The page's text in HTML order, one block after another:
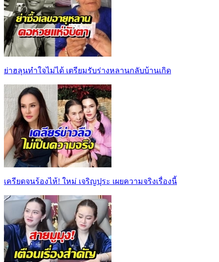
ย่าฮลุนทำใจไม่ได้ เตรียมรับร่างหลานกลับบ้านเกิด
เครียดจนร้องไห้! ใหม่ เจริญปุระ เผยความจริงเรื่องนี้